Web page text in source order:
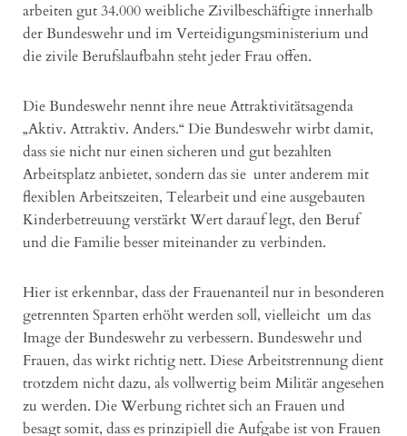
arbeiten gut 34.000 weibliche Zivilbeschäftigte innerhalb
der Bundeswehr und im Verteidigungsministerium und
die zivile Berufslaufbahn steht jeder Frau offen.
Die Bundeswehr nennt ihre neue Attraktivitätsagenda
„Aktiv. Attraktiv. Anders.“ Die Bundeswehr wirbt damit,
dass sie nicht nur einen sicheren und gut bezahlten
Arbeitsplatz anbietet, sondern das sie unter anderem mit
flexiblen Arbeitszeiten, Telearbeit und eine ausgebauten
Kinderbetreuung verstärkt Wert darauf legt, den Beruf
und die Familie besser miteinander zu verbinden.
Hier ist erkennbar, dass der Frauenanteil nur in besonderen
getrennten Sparten erhöht werden soll, vielleicht um das
Image der Bundeswehr zu verbessern. Bundeswehr und
Frauen, das wirkt richtig nett. Diese Arbeitstrennung dient
trotzdem nicht dazu, als vollwertig beim Militär angesehen
zu werden. Die Werbung richtet sich an Frauen und
besagt somit, dass es prinzipiell die Aufgabe ist von Frauen